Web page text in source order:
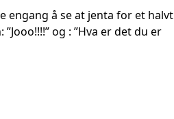
engang å se at jenta for et halvt
og : ”Hva er det du er